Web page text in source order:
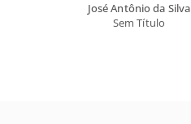
José Antônio da Silva
Sem Título